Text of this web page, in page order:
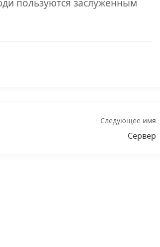
пользуются заслуженным
Следующее имя
Сервер